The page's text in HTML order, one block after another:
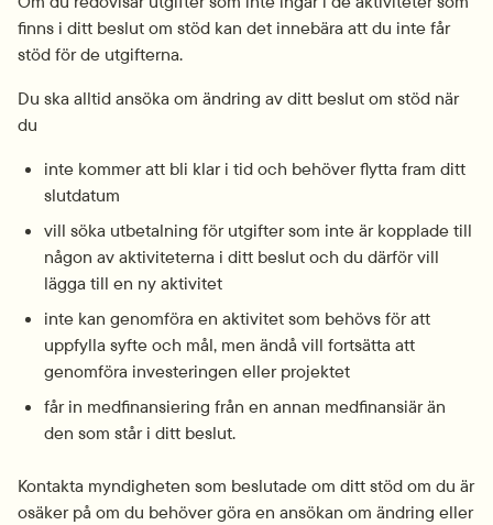
finns i ditt beslut om stöd kan det innebära att du inte får
stöd för de utgifterna.
Du ska alltid ansöka om ändring av ditt beslut om stöd när
du
inte kommer att bli klar i tid och behöver flytta fram ditt
slutdatum
vill söka utbetalning för utgifter som inte är kopplade till
någon av aktiviteterna i ditt beslut och du därför vill
lägga till en ny aktivitet
inte kan genomföra en aktivitet som behövs för att
uppfylla syfte och mål, men ändå vill fortsätta att
genomföra investeringen eller projektet
får in medfinansiering från en annan medfinansiär än
den som står i ditt beslut.
Kontakta myndigheten som beslutade om ditt stöd om du är
osäker på om du behöver göra en ansökan om ändring eller